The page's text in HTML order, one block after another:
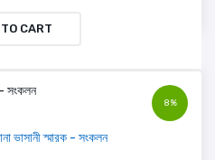
CART
8%
ভাসানী স্মারক - সংকলন